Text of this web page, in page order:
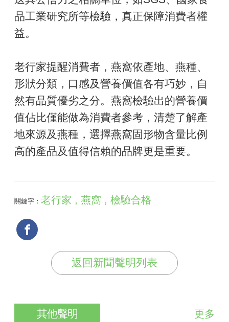
品工業研究所等檢驗，真正保障消費者權
益。
老行家提醒消費者，燕窩依產地、燕種、
形狀分類，口感及營養價值各有巧妙，自
然有品質優劣之分。燕窩檢驗出的營養價
值佔比僅能做為消費者參考，清楚了解產
地來源及燕種，選擇燕窩固形物含量比例
高的產品及值得信賴的品牌更是重要。
關鍵字： 老行家 , 燕窩 , 檢驗合格
返回新聞聲明列表
其他聲明 更多